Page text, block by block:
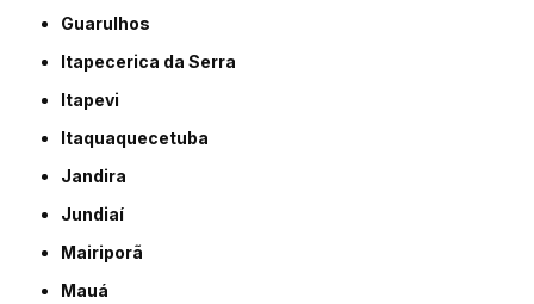
Guarulhos
Itapecerica da Serra
Itapevi
Itaquaquecetuba
Jandira
Jundiaí
Mairiporã
Mauá